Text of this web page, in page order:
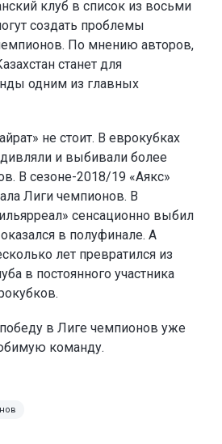
клуб в список из восьми
создать проблемы
По мнению авторов,
станет для
одним из главных
не стоит. В еврокубках
и выбивали более
В сезоне-2018/19 «Аякс»
Лиги чемпионов. В
сенсационно выбил
в полуфинале. А
лет превратился из
в постоянного участника
в Лиге чемпионов уже
команду.